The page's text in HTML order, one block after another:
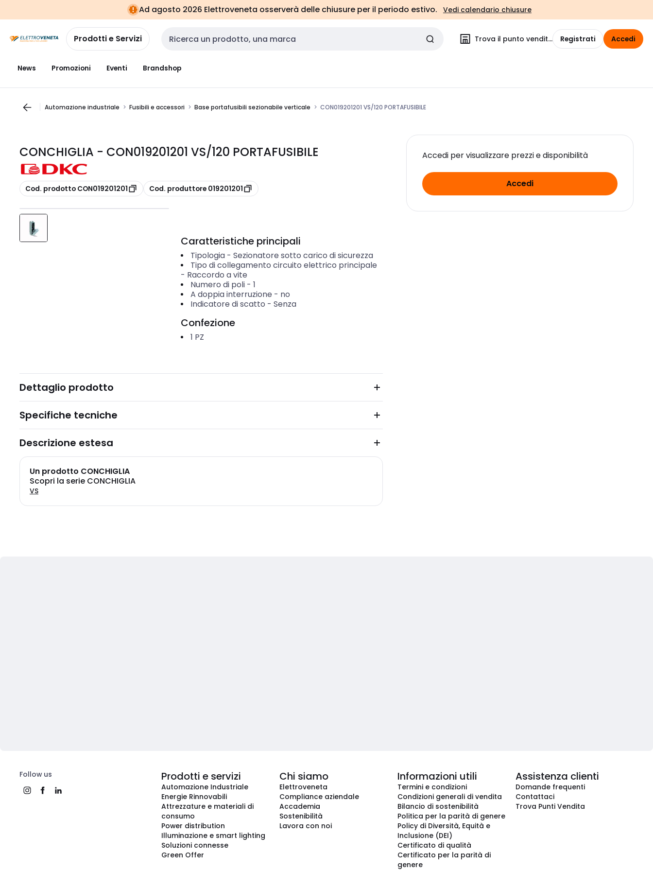
navigazionealla
pagina
Ad agosto 2026 Elettroveneta osserverà delle chiusure per il periodo estivo. Vedi calendario chiusure
Prodotti e Servizi Cerca input Trova il punto vendita Registrati Accedi
News Promozioni Eventi Brandshop
Automazione industriale Fusibili e accessori Base portafusibili sezionabile verticale CON019201201 VS/120 PORTAFUSIBILE
CONCHIGLIA - CON019201201 VS/120 PORTAFUSIBILE
copia
Cod. prodotto CON019201201 copia
Cod. produttore 019201201
Accedi per visualizzare prezzi e disponibilità
Accedi
Caratteristiche principali
Tipologia- Sezionatore sotto carico di sicurezza
Tipo di collegamento circuito elettrico principale
- Raccordo a vite
Numero di poli- 1
A doppia interruzione - no
Indicatore di scatto - Senza
Confezione
1 PZ
Dettaglio prodotto
Specifiche tecniche
Descrizione estesa
Un prodotto CONCHIGLIA
Scopri la serie CONCHIGLIA
VS
Follow us Prodotti e servizi
Automazione Industriale
Energie Rinnovabili
Attrezzature e materiali di
consumo
Power distribution
Illuminazione e smart lighting
Soluzioni connesse
Green Offer
Chi siamo
Elettroveneta
Compliance aziendale
Accademia
Sostenibilità
Lavora con noi
Informazioni utili
Termini e condizioni
Condizioni generali di vendita
Bilancio di sostenibilità
Politica per la parità di genere
Policy di Diversità, Equità e
Inclusione (DEI)
Certificato di qualità
Certificato per la parità di
genere
Assistenza clienti
Domande frequenti
Contattaci
Trova Punti Vendita